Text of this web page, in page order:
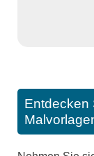
Entdecken